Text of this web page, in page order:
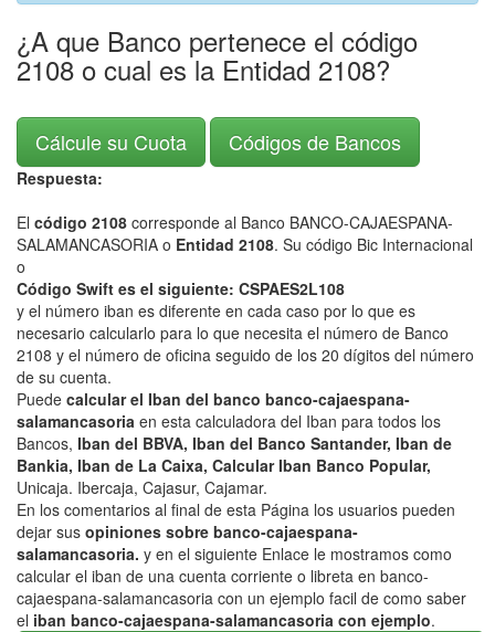
¿A que Banco pertenece el código
2108 o cual es la Entidad 2108?
Cálcule su Cuota Códigos de Bancos
Respuesta:
El código 2108 corresponde al Banco BANCO-CAJAESPANA-
SALAMANCASORIA o Entidad 2108. Su código Bic Internacional
o
Código Swift es el siguiente: CSPAES2L108
y el número iban es diferente en cada caso por lo que es
necesario calcularlo para lo que necesita el número de Banco
2108 y el número de oficina seguido de los 20 dígitos del número
de su cuenta.
Puede calcular el Iban del banco banco-cajaespana-
salamancasoria en esta calculadora del Iban para todos los
Bancos, Iban del BBVA, Iban del Banco Santander, Iban de
Bankia, Iban de La Caixa, Calcular Iban Banco Popular,
Unicaja. Ibercaja, Cajasur, Cajamar.
En los comentarios al final de esta Página los usuarios pueden
dejar sus opiniones sobre banco-cajaespana-
salamancasoria. y en el siguiente Enlace le mostramos como
calcular el iban de una cuenta corriente o libreta en banco-
cajaespana-salamancasoria con un ejemplo facil de como saber
el iban banco-cajaespana-salamancasoria con ejemplo.